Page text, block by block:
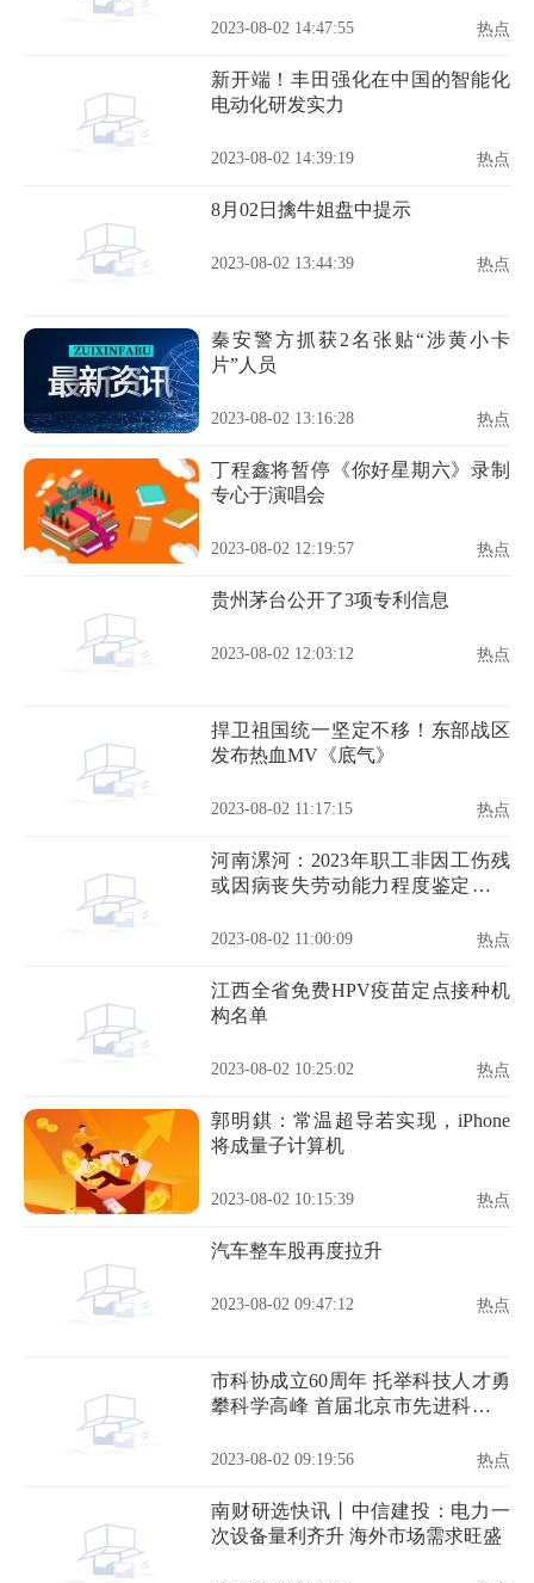
2023-08-02 14:47:55 热点
新开端！丰田强化在中国的智能化
电动化研发实力
2023-08-02 14:39:19 热点
8月02日擒牛姐盘中提示
2023-08-02 13:44:39 热点
秦安警方抓获2名张贴“涉黄小卡
片”人员
2023-08-02 13:16:28 热点
丁程鑫将暂停《你好星期六》录制
专心于演唱会
2023-08-02 12:19:57 热点
贵州茅台公开了3项专利信息
2023-08-02 12:03:12 热点
捍卫祖国统一坚定不移！东部战区
发布热血MV《底气》
2023-08-02 11:17:15 热点
河南漯河：2023年职工非因工伤残
或因病丧失劳动能力程度鉴定工作
2023-08-02 11:00:09 热点
江西全省免费HPV疫苗定点接种机
构名单
2023-08-02 10:25:02 热点
郭明錤：常温超导若实现，iPhone
将成量子计算机
2023-08-02 10:15:39 热点
汽车整车股再度拉升
2023-08-02 09:47:12 热点
市科协成立60周年 托举科技人才勇
攀科学高峰 首届北京市先进科技工
2023-08-02 09:19:56 热点
南财研选快讯丨中信建投：电力一
次设备量利齐升 海外市场需求旺盛